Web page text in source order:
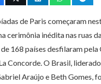
de Paris começaram
cerimônia inédita nas ruas
168 países desfilaram pela
Concorde. O Brasil,
Araújo e Beth Gomes,